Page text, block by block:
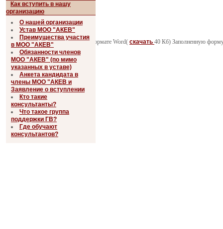
Как вступить в нашу
организацию
О нашей организации
Устав МОО "АКЕВ"
Преимущества участия
в МОО "АКЕВ"
Обязанности членов
МОО "АКЕВ" (по мимо
указанных в уставе)
Анкета кандидата в
члены МОО "АКЕВ и
Заявление о вступлении
Кто такие
консультанты?
Что такое группа
поддержки ГВ?
Где обучают
консультантов?
Анкета и заявление в формате Word( скачать 40 Кб) Заполненную форму